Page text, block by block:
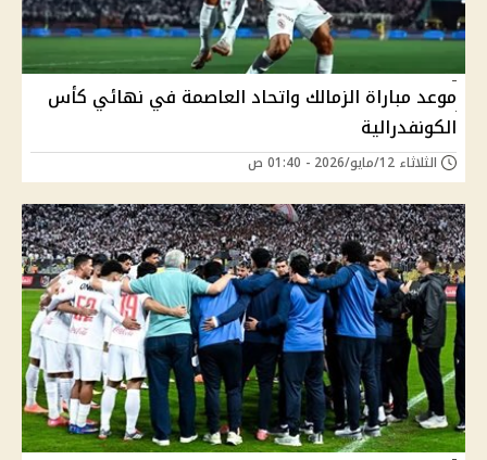
موعد مباراة الزمالك واتحاد العاصمة في نهائي كأس
الكونفدرالية
الثلاثاء 12/مايو/2026 - 01:40 ص